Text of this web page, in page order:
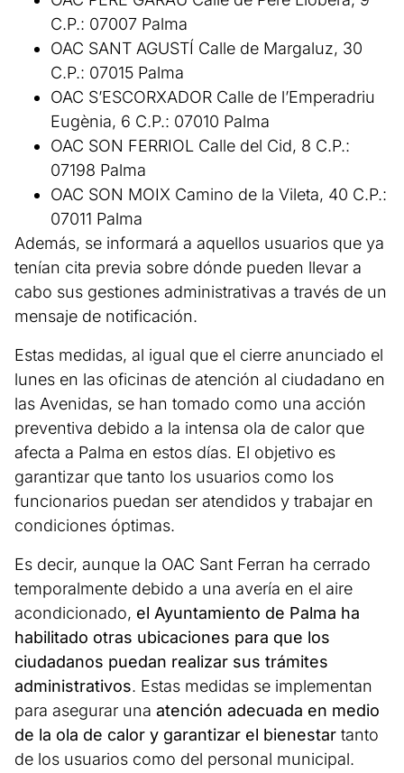
C.P.: 07007 Palma
OAC SANT AGUSTÍ Calle de Margaluz, 30
C.P.: 07015 Palma
OAC S’ESCORXADOR Calle de l’Emperadriu
Eugènia, 6 C.P.: 07010 Palma
OAC SON FERRIOL Calle del Cid, 8 C.P.:
07198 Palma
OAC SON MOIX Camino de la Vileta, 40 C.P.:
07011 Palma
Además, se informará a aquellos usuarios que ya
tenían cita previa sobre dónde pueden llevar a
cabo sus gestiones administrativas a través de un
mensaje de notificación.
Estas medidas, al igual que el cierre anunciado el
lunes en las oficinas de atención al ciudadano en
las Avenidas, se han tomado como una acción
preventiva debido a la intensa ola de calor que
afecta a Palma en estos días. El objetivo es
garantizar que tanto los usuarios como los
funcionarios puedan ser atendidos y trabajar en
condiciones óptimas.
Es decir, aunque la OAC Sant Ferran ha cerrado
temporalmente debido a una avería en el aire
acondicionado, el Ayuntamiento de Palma ha
habilitado otras ubicaciones para que los
ciudadanos puedan realizar sus trámites
administrativos. Estas medidas se implementan
para asegurar una atención adecuada en medio
de la ola de calor y garantizar el bienestar tanto
de los usuarios como del personal municipal.